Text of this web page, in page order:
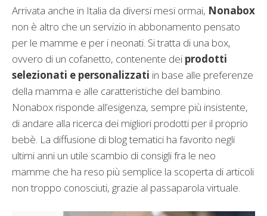
Arrivata anche in Italia da diversi mesi ormai, Nonabox
non è altro che un servizio in abbonamento pensato
per le mamme e per i neonati. Si tratta di una box,
ovvero di un cofanetto, contenente dei prodotti
selezionati e personalizzati in base alle preferenze
della mamma e alle caratteristiche del bambino.
Nonabox risponde all’esigenza, sempre più insistente,
di andare alla ricerca dei migliori prodotti per il proprio
bebè. La diffusione di blog tematici ha favorito negli
ultimi anni un utile scambio di consigli fra le neo
mamme che ha reso più semplice la scoperta di articoli
non troppo conosciuti, grazie al passaparola virtuale.